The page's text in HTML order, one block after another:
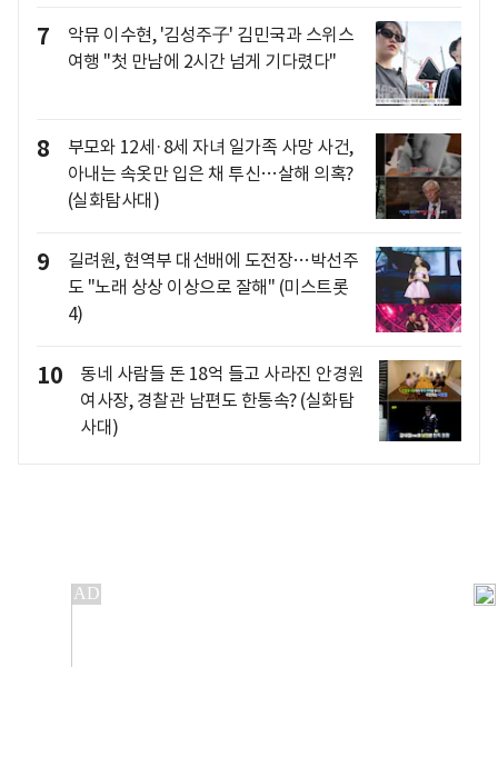
7
악뮤 이수현, '김성주子' 김민국과 스위스
여행 "첫 만남에 2시간 넘게 기다렸다"
8
부모와 12세·8세 자녀 일가족 사망 사건,
아내는 속옷만 입은 채 투신…살해 의혹?
(실화탐사대)
9
길려원, 현역부 대선배에 도전장…박선주
도 "노래 상상 이상으로 잘해" (미스트롯
4)
10
동네 사람들 돈 18억 들고 사라진 안경원
여사장, 경찰관 남편도 한통속? (실화탐
사대)